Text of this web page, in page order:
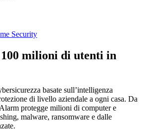
Security
milioni di utenti in
basate sull’intelligenza
di livello aziendale a ogni casa. Da
protegge milioni di computer e
malware, ransomware e dalle